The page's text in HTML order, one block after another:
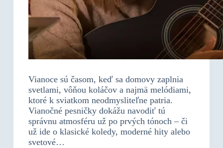
Vianoce sú časom, keď sa domovy zaplnia
svetlami, vôňou koláčov a najmä melódiami,
ktoré k sviatkom neodmysliteľne patria.
Vianočné pesničky dokážu navodiť tú
správnu atmosféru už po prvých tónoch – či
už ide o klasické koledy, moderné hity alebo
svetové…